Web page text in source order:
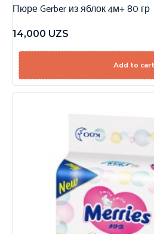
Пюре Gerber из яблок 4м+ 80 гр
14,000 UZS
Add to cart